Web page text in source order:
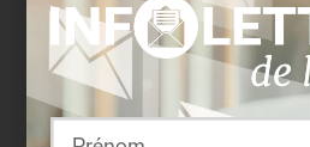
profil complet des
coordonnées des délégués
pas membre? N'attendez